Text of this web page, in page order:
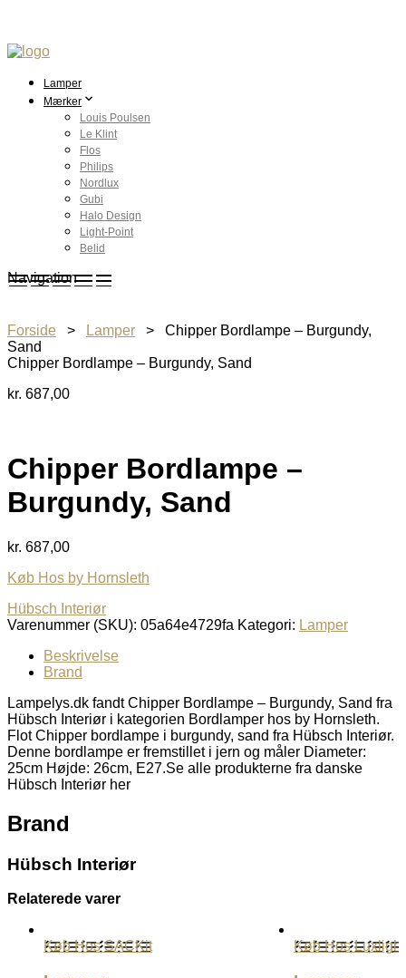
Lamper
Mærker
Louis Poulsen
Le Klint
Flos
Philips
Nordlux
Gubi
Halo Design
Light-Point
Belid
Navigation
Forside > Lamper > Chipper Bordlampe – Burgundy,
Sand
Chipper Bordlampe – Burgundy, Sand
kr. 687,00
Chipper Bordlampe –
Burgundy, Sand
kr. 687,00
Køb Hos by Hornsleth
Hübsch Interiør
Varenummer (SKU): 05a64e4729fa Kategori: Lamper
Beskrivelse
Brand
Lampelys.dk fandt Chipper Bordlampe – Burgundy, Sand fra
Hübsch Interiør i kategorien Bordlamper hos by Hornsleth.
Flot Chipper bordlampe i burgundy, sand fra Hübsch Interiør.
Denne bordlampe er fremstillet i jern og måler Diameter:
25cm Højde: 26cm, E27.Se alle produkterne fra danske
Hübsch Interiør her
Brand
Hübsch Interiør
Relaterede varer
Køb Hos SACKit Køb Hos